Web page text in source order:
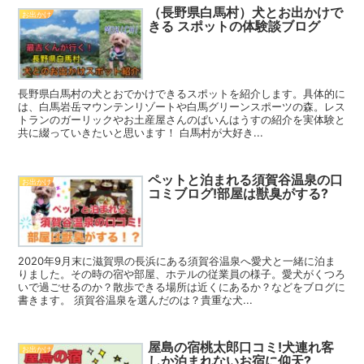
お出かけ
（長野県白馬村）犬とお出かけで
きる スポットの体験談ブログ
長野県白馬村の犬とおでかけできるスポットを紹介します。具体的に
は、白馬岩岳マウンテンリゾートや白馬グリーンスポーツの森。レス
トランのガーリックやお土産屋さんのぱいんはうすの紹介を実体験と
共に綴っていきたいと思います！ 白馬村が大好き...
お出かけ
ペットと泊まれる須賀谷温泉の口
コミブログ!部屋は獣臭がする?
2020年9月末に滋賀県の長浜にある須賀谷温泉へ愛犬と一緒に泊ま
りました。その時の宿や部屋、ホテルの従業員の様子。愛犬がくつろ
いで過ごせるのか？散歩できる場所は近くにあるか？などをブログに
書きます。 須賀谷温泉を選んだのは？貴重な犬...
お出かけ
屋島の宿桃太郎口コミ!犬連れ客